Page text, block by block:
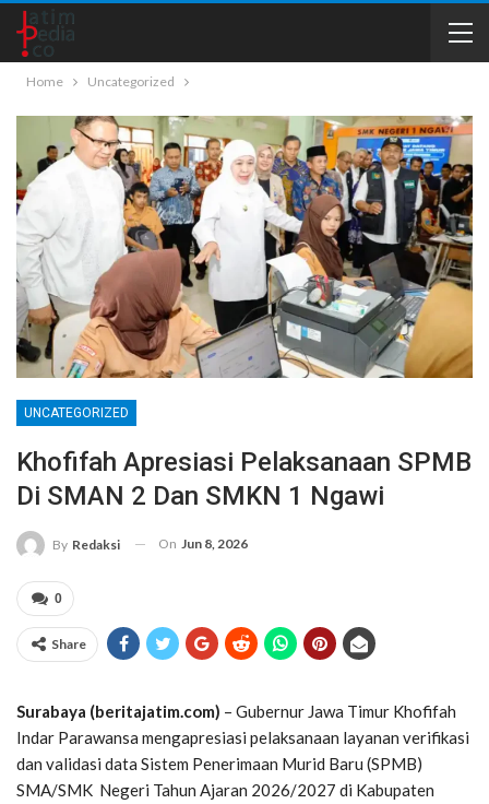
Home Uncategorized
UNCATEGORIZED
Khofifah Apresiasi Pelaksanaan SPMB
Di SMAN 2 Dan SMKN 1 Ngawi
By Redaksi On Jun 8, 2026
0
Share
Surabaya (beritajatim.com) – Gubernur Jawa Timur Khofifah
Indar Parawansa mengapresiasi pelaksanaan layanan verifikasi
dan validasi data Sistem Penerimaan Murid Baru (SPMB)
SMA/SMK Negeri Tahun Ajaran 2026/2027 di Kabupaten